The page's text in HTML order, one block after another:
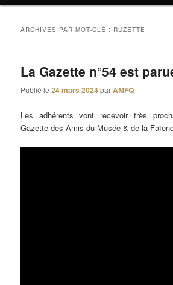
ARCHIVES PAR MOT-CLÉ : RUZETTE
La Gazette n°54 est
Publié le24 mars 2024parAMFQ
Les adhérents vont recevoir très
Gazette des Amis du Musée & de la